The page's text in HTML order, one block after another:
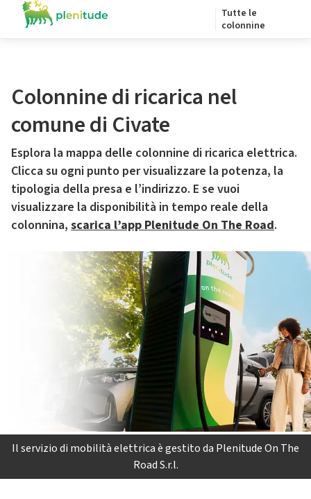
Tutte le
colonnine
Colonnine di ricarica nel
comune di Civate
Esplora la mappa delle colonnine di ricarica elettrica.
Clicca su ogni punto per visualizzare la potenza, la
tipologia della presa e l’indirizzo. E se vuoi
visualizzare la disponibilità in tempo reale della
colonnina, scarica l’app Plenitude On The Road.
Il servizio di mobilità elettrica è gestito da Plenitude On The
Road S.r.l.